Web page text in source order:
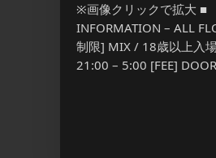
※画像クリックで拡大 ■
INFORMATION – ALL
制限] MIX / 18歳以上入
21:00 – 5:00 [FEE]